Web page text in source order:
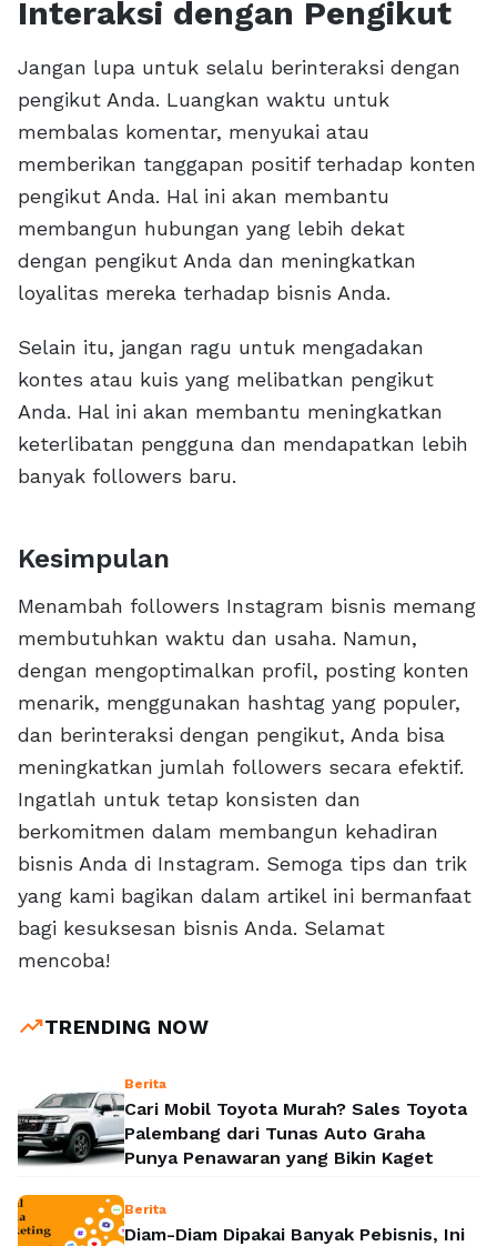
Interaksi dengan Pengikut
Jangan lupa untuk selalu berinteraksi dengan
pengikut Anda. Luangkan waktu untuk
membalas komentar, menyukai atau
memberikan tanggapan positif terhadap konten
pengikut Anda. Hal ini akan membantu
membangun hubungan yang lebih dekat
dengan pengikut Anda dan meningkatkan
loyalitas mereka terhadap bisnis Anda.
Selain itu, jangan ragu untuk mengadakan
kontes atau kuis yang melibatkan pengikut
Anda. Hal ini akan membantu meningkatkan
keterlibatan pengguna dan mendapatkan lebih
banyak followers baru.
Kesimpulan
Menambah followers Instagram bisnis memang
membutuhkan waktu dan usaha. Namun,
dengan mengoptimalkan profil, posting konten
menarik, menggunakan hashtag yang populer,
dan berinteraksi dengan pengikut, Anda bisa
meningkatkan jumlah followers secara efektif.
Ingatlah untuk tetap konsisten dan
berkomitmen dalam membangun kehadiran
bisnis Anda di Instagram. Semoga tips dan trik
yang kami bagikan dalam artikel ini bermanfaat
bagi kesuksesan bisnis Anda. Selamat
mencoba!
trending_upTRENDING NOW
Berita
Cari Mobil Toyota Murah? Sales Toyota
Palembang dari Tunas Auto Graha
Punya Penawaran yang Bikin Kaget
Berita
Diam-Diam Dipakai Banyak Pebisnis, Ini